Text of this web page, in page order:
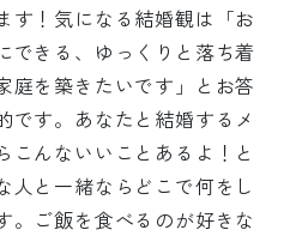
す！気になる結婚観は「お
できる、ゆっくりと落ち着
庭を築きたいです」とお答
です。あなたと結婚するメ
こんないいことあるよ！と
人と一緒ならどこで何をし
。ご飯を食べるのが好きな